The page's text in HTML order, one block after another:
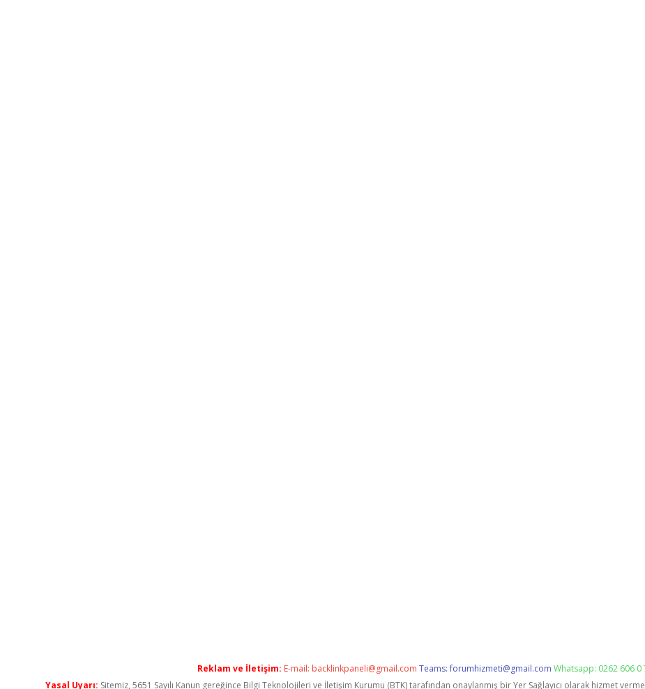
Reklam ve İletişim: E-mail: backlinkpaneli@gmail.com Teams:forumhizmeti@gmail.com Whatsapp: 0262 606 0
Yasal Uyarı: Sitemiz, 5651 Sayılı Kanun gereğince Bilgi Teknolojileri ve İletişim Kurumu (BTK) tarafından onaylanmış bir Yer Sağlayıcı olarak hizmet